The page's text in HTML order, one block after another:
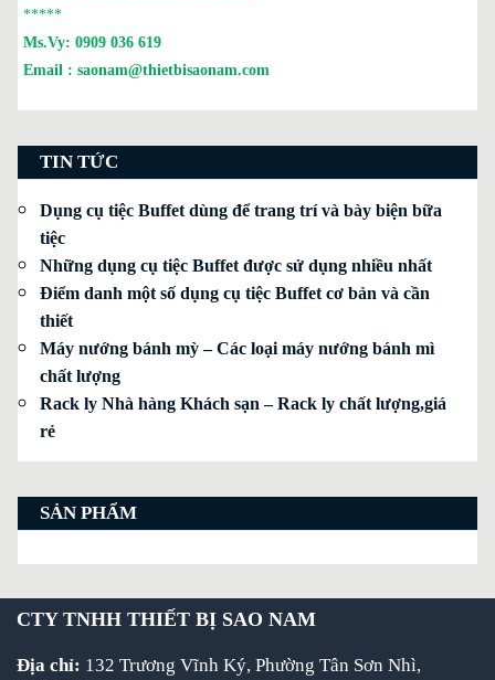
*****
Ms.Vy: 0909 036 619
Email : saonam@thietbisaonam.com
TIN TỨC
Dụng cụ tiệc Buffet dùng để trang trí và bày biện bữa
tiệc
Những dụng cụ tiệc Buffet được sử dụng nhiều nhất
Điểm danh một số dụng cụ tiệc Buffet cơ bản và cần
thiết
Máy nướng bánh mỳ – Các loại máy nướng bánh mì
chất lượng
Rack ly Nhà hàng Khách sạn – Rack ly chất lượng,giá
rẻ
SẢN PHẨM
CTY TNHH THIẾT BỊ SAO NAM
Địa chỉ: 132 Trương Vĩnh Ký, Phường Tân Sơn Nhì,